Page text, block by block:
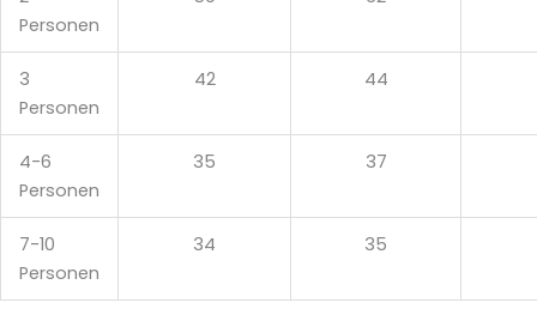
Personen
3
Personen
42 44
4-6
Personen
35 37
7-10
Personen
34 35